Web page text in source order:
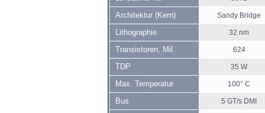
Architektur (Kern) Sandy Bridge
Lithographie 32 nm
Transistoren, Mil. 624
TDP 35 W
Max. Temperatur 100° C
Bus 5 GT/s DMI